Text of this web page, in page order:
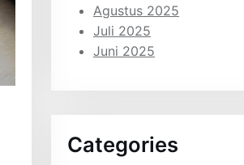
Agustus 2025
Juli 2025
Juni 2025
Categories